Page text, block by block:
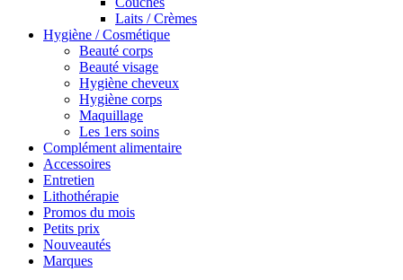
Laits / Crèmes
Hygiène / Cosmétique
Beauté corps
Beauté visage
Hygiène cheveux
Hygiène corps
Maquillage
Les 1ers soins
Complément alimentaire
Accessoires
Entretien
Lithothérapie
Promos du mois
Petits prix
Nouveautés
Marques